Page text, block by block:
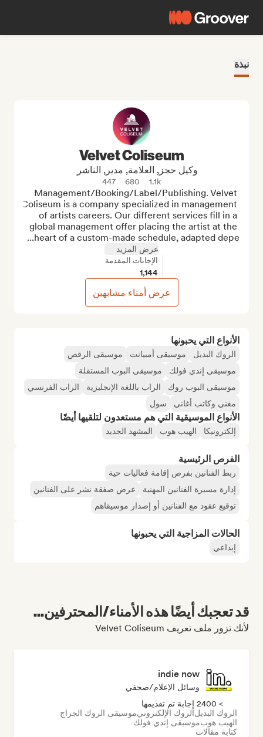
نبذة
الأنواع التي يحبونها
الروك البديل موسيقى أمبيانت
موسيقى الرقص
موسيقى إندي فولك
موسيقى البوب المستقلة
موسيقى البوب روك
الراب باللغة الإنجليزية
الراب الفرنسي
مغني وكاتب أغاني
سول
الأنواع الموسيقية التي هم مستعدون لتلقيها أيضًا
إلكترونيكا الهيب هوب المشهد الجديد
الفرص الرئيسية
ربط الفنانين بفرص إقامة فعاليات حية
إدارة مسيرة الفنانين المهنية
عرض صفقة نشر على الفنانين
توقيع عقود مع الفنانين أو إصدار موسيقاهم
الحالات المزاجية التي يحبونها
إبداعي
Velvet Coliseum
وكيل حجز, العلامة, مدير, الناشر
1.1k
680
447
Management/Booking/Label/Publishing. Velvet
Coliseum is a company specialized in management
of artists careers. Our different services fill in a
global management offer placing the artist at the
heart of a custom-made schedule, adapted depe...
عرض المزيد
الإجابات المقدمة
1,144
عرض أمناء مشابهين
قد تعجبك أيضًا هذه الأمناء/المحترفين...
لأنك تزور ملف تعريف Velvet Coliseum
indie now
وسائل الإعلام/صحفي
> 2400 إجابة تم تقديمها
الروك البديلالروك الإلكترونيموسيقى الروك الجراج
الهيب هوبموسيقى إندي فولك
كتابة مقالات